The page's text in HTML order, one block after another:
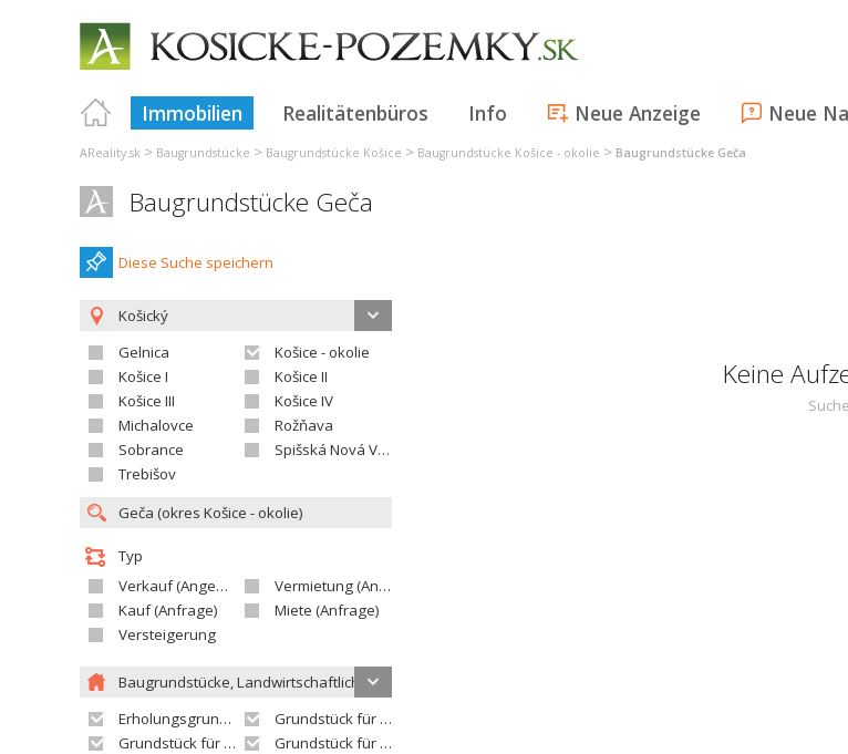
Immobilien Realitätenbüros Info Neue Anzeige Neue
AReality.sk > Baugrundstücke > Baugrundstücke Košice > Baugrundstücke Košice - okolie > Baugrundstücke Geča
Baugrundstücke Geča
Diese Suche speichern
Košický
Gelnica
Košice - okolie
Košice I
Košice II
Košice III
Košice IV
Michalovce
Rožňava
Sobrance
Spišská Nová Ves
Trebišov
Typ
Verkauf (Angebot)
Vermietung (Angebot)
Kauf (Anfrage)
Miete (Anfrage)
Versteigerung
Baugrundstücke, Landwirtschaftliche grundstücke
Erholungsgrundstück
Grundstück für Einfamilienhäuser
Grundstück für Wohnhäuser
Grundstück für Versorgungseinrichtungen
Keine